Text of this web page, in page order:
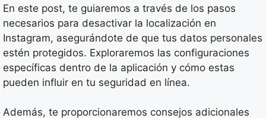
En este post, te guiaremos a través de los pasos
necesarios para desactivar la localización en
Instagram, asegurándote de que tus datos personales
estén protegidos. Exploraremos las configuraciones
específicas dentro de la aplicación y cómo estas
pueden influir en tu seguridad en línea.
Además, te proporcionaremos consejos adicionales